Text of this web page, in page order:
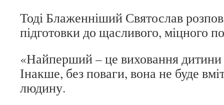
Тоді Блаженніший Святослав
підготовки до щасливого, міцного
«Найперший – це виховання дитини
Інакше, без поваги, вона не буде
людину.